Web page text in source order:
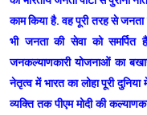
काम किया है. वह पूरी तरह से
भी जनता की सेवा को समर्पित
जनकल्याणकारी योजनाओं का
नेतृत्व में भारत का लोहा पूरी
व्यक्ति तक पीएम मोदी की